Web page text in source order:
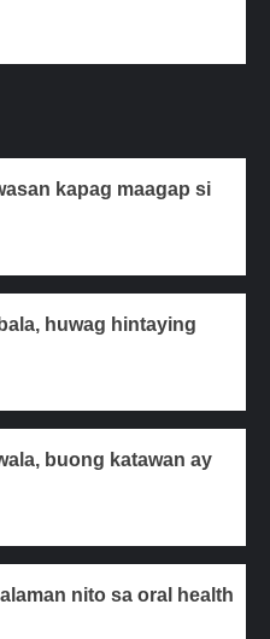
kapag maagap si
huwag hintaying
buong katawan ay
nito sa oral health